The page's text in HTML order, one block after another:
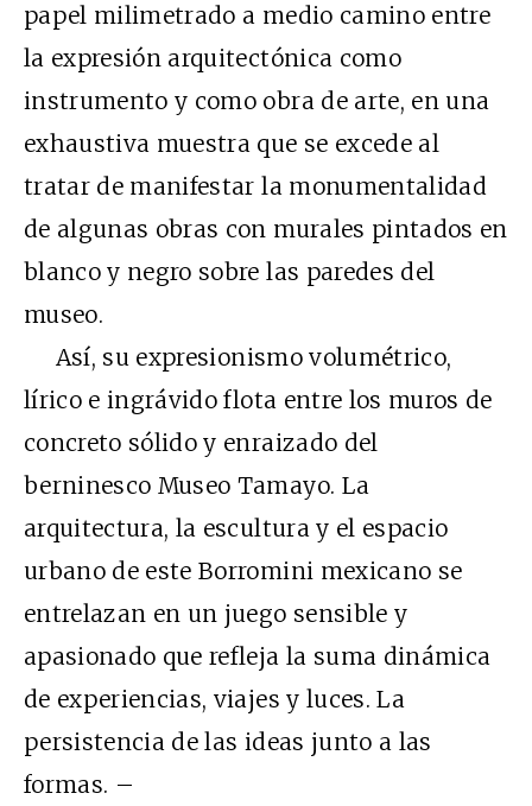
papel milimetrado a medio camino entre
la expresión arquitectónica como
instrumento y como obra de arte, en una
exhaustiva muestra que se excede al
tratar de manifestar la monumentalidad
de algunas obras con murales pintados en
blanco y negro sobre las paredes del
museo.
Así, su expresionismo volumétrico,
lírico e ingrávido flota entre los muros de
concreto sólido y enraizado del
berninesco Museo Tamayo. La
arquitectura, la escultura y el espacio
urbano de este Borromini mexicano se
entrelazan en un juego sensible y
apasionado que refleja la suma dinámica
de experiencias, viajes y luces. La
persistencia de las ideas junto a las
formas. –